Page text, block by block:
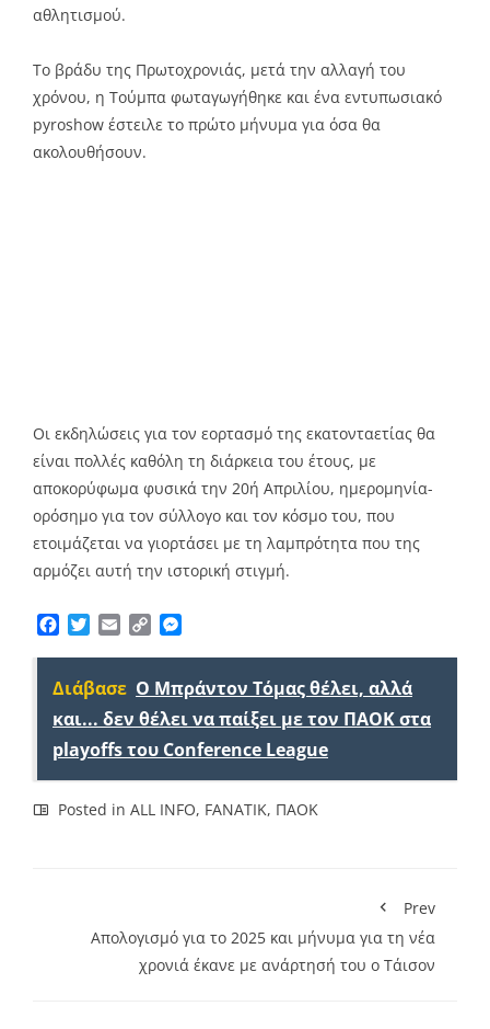
αθλητισμού.
Το βράδυ της Πρωτοχρονιάς, μετά την αλλαγή του
χρόνου, η Τούμπα φωταγωγήθηκε και ένα εντυπωσιακό
pyroshow έστειλε το πρώτο μήνυμα για όσα θα
ακολουθήσουν.
Οι εκδηλώσεις για τον εορτασμό της εκατονταετίας θα
είναι πολλές καθόλη τη διάρκεια του έτους, με
αποκορύφωμα φυσικά την 20ή Απριλίου, ημερομηνία-
ορόσημο για τον σύλλογο και τον κόσμο του, που
ετοιμάζεται να γιορτάσει με τη λαμπρότητα που της
αρμόζει αυτή την ιστορική στιγμή.
Facebook
TwitterEmailCopy
Διάβασε Ο Μπράντον Τόμας θέλει, αλλά
και... δεν θέλει να παίξει με τον ΠΑΟΚ στα
playoffs του Conference League
Posted in ALL INFO, FANATIK, ΠΑΟΚ
Prev
Απολογισμό για το 2025 και μήνυμα για τη νέα
χρονιά έκανε με ανάρτησή του ο Τάισον